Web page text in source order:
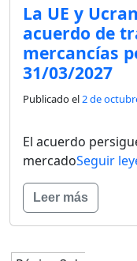
La UE y
acuerdo de
mercancías
31/03/2027
Publicado el2 de
El acuerdo
mercadoSeguir
Leer más